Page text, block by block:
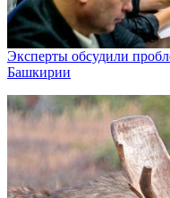
Эксперты обсудили
Башкирии